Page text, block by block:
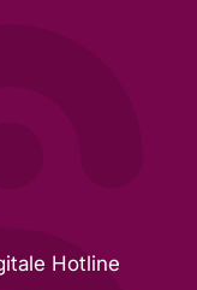
Hotline